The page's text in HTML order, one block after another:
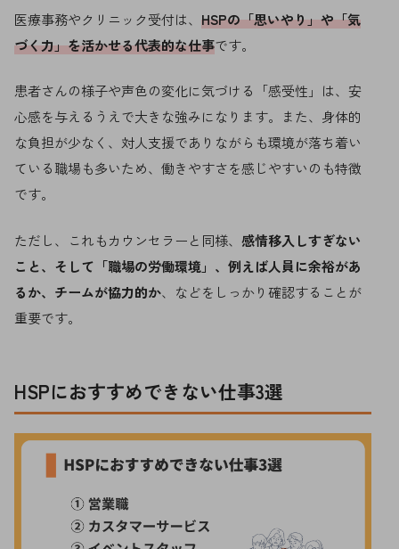
医療事務やクリニック受付は、 HSPの「思いやり」や「気
づく力」を活かせる代表的な仕事です。
患者さんの様子や声色の変化に気づける「感受性」は、安
心感を与えるうえで大きな強みになります。また、身体的
な負担が少なく、対人支援でありながらも環境が落ち着い
ている職場も多いため、働きやすさを感じやすいのも特徴
です。
ただし、これもカウンセラーと同様、 感情移入しすぎない
こと、そして「職場の労働環境」、例えば人員に余裕があ
るか、チームが協力的か、などをしっかり確認することが
重要です。
HSPにおすすめできない仕事3選